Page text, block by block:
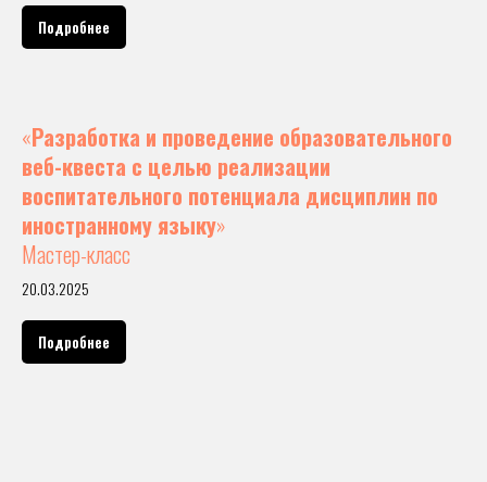
Подробнее
«Разработка и проведение образовательного
веб-квеста с целью реализации
воспитательного потенциала дисциплин по
иностранному языку»
Мастер-класс
20.03.2025
Подробнее